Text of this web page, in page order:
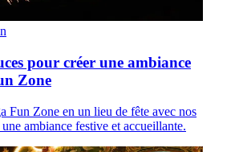
pour créer une ambiance
Zone
Fun Zone en un lieu de fête avec nos
ambiance festive et accueillante.